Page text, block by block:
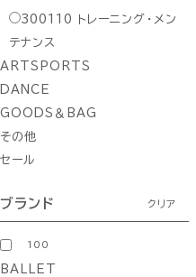
300110
トレーニング・メン
テナンス
ARTSPORTS
DANCE
GOODS＆BAG
その他
セール
ブランド クリア
100
BALLET